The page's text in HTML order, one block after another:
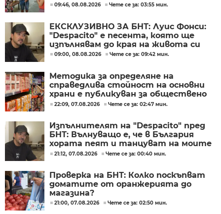
09:46, 08.08.2026 Чете се за: 03:55 мин.
ЕКСКЛУЗИВНО ЗА БНТ: Луис Фонси:
"Despacito" е песента, която ще
изпълнявам до края на живота си
09:00, 08.08.2026 Чете се за: 09:42 мин.
Методика за определяне на
справедлива стойност на основни
храни е публикуван за обществено
обсъждане
22:09, 07.08.2026 Чете се за: 02:47 мин.
Изпълнителят на "Despacito" пред
БНТ: Вълнуващо е, че в България
хората пеят и танцуват на моите
песни
21:12, 07.08.2026 Чете се за: 00:40 мин.
Проверка на БНТ: Колко поскъпват
доматите от оранжерията до
магазина?
21:00, 07.08.2026 Чете се за: 02:50 мин.